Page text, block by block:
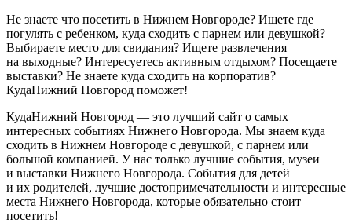
Не знаете что посетить в Нижнем Новгороде? Ищете где
погулять с ребенком, куда сходить с парнем или девушкой?
Выбираете место для свидания? Ищете развлечения
на выходные? Интересуетесь активным отдыхом? Посещаете
выставки? Не знаете куда сходить на корпоратив?
КудаНижний Новгород поможет!
КудаНижний Новгород — это лучший сайт о самых
интересных событиях Нижнего Новгорода. Мы знаем куда
сходить в Нижнем Новгороде с девушкой, с парнем или
большой компанией. У нас только лучшие события, музеи
и выставки Нижнего Новгорода. События для детей
и их родителей, лучшие достопримечательности и интересные
места Нижнего Новгорода, которые обязательно стоит
посетить!